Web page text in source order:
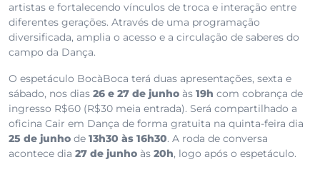
artistas e fortalecendo vínculos de troca e interação entre
diferentes gerações. Através de uma programação
diversificada, amplia o acesso e a circulação de saberes do
campo da Dança.
O espetáculo BocàBoca terá duas apresentações, sexta e
sábado, nos dias 26 e 27 de junho às 19h com cobrança de
ingresso R$60 (R$30 meia entrada). Será compartilhado a
oficina Cair em Dança de forma gratuita na quinta-feira dia
25 de junho de 13h30 às 16h30. A roda de conversa
acontece dia 27 de junho às 20h, logo após o espetáculo.